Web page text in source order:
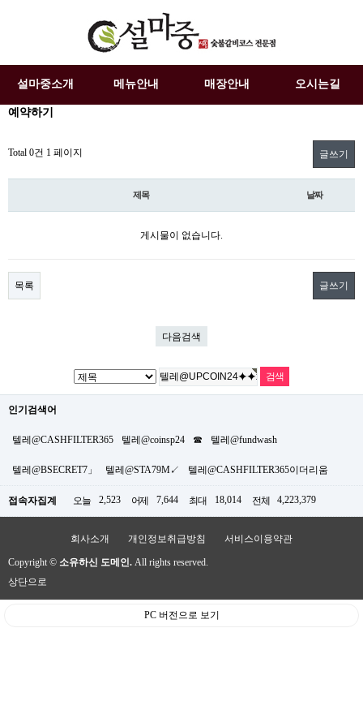
설마중소개 메뉴안내 매장안내 오시는길
예약하기
Total 0건 1 페이지 글쓰기
제목 날짜
게시물이 없습니다.
목록 글쓰기
다음검색
인기검색어
텔레@CASHFILTER365 텔레@coinsp24 ☎ 텔레@fundwash
텔레@BSECRET7」 텔레@STA79M↙ 텔레@CASHFILTER365이더리움
접속자집계 오늘 2,523 어제 7,644 최대 18,014 전체 4,223,379
회사소개 개인정보취급방침 서비스이용약관
Copyright © 소유하신 도메인. All rights reserved.
상단으로
PC 버전으로 보기